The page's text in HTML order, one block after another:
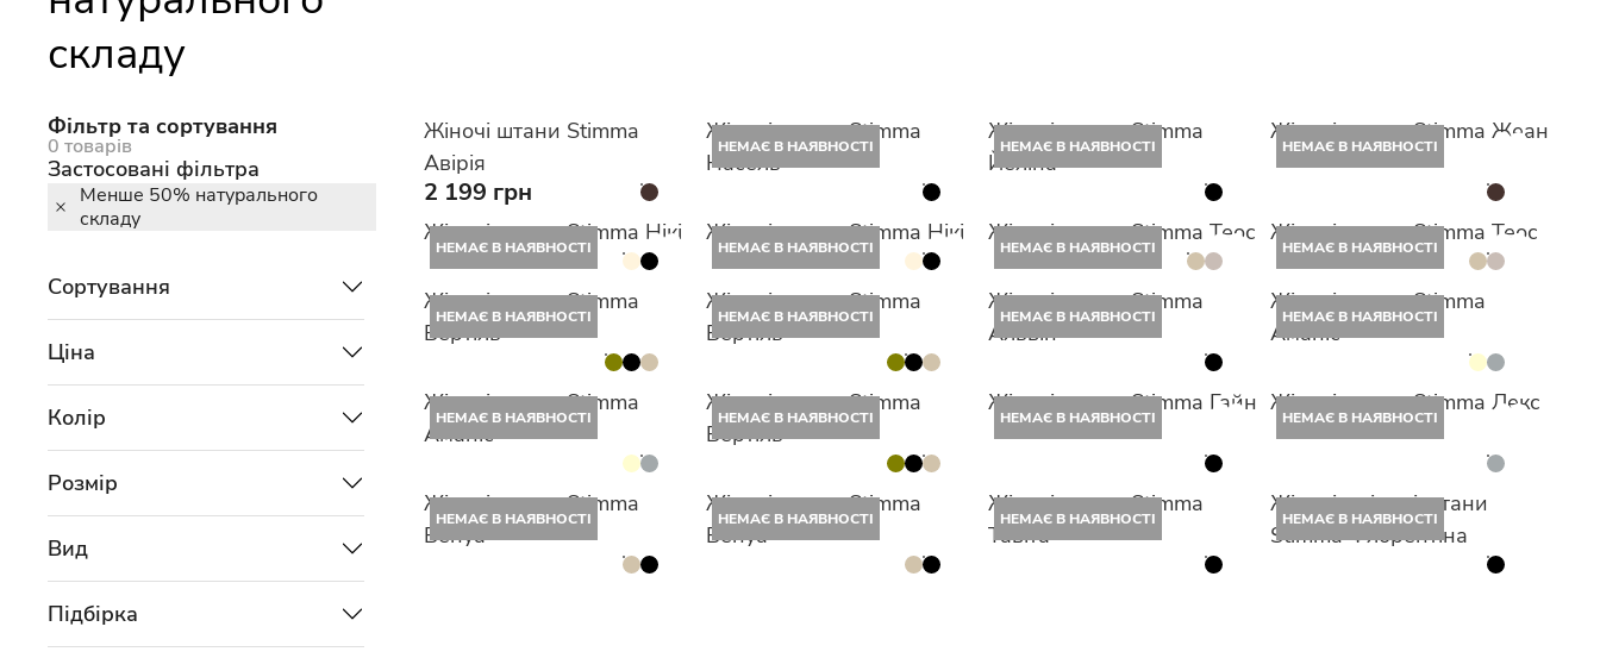
складу
Фільтр та сортування
0 товарів
Застосовані фільтра
Менше 50% натурального
складу
Сортування
Ціна
Колір
Розмір
Вид
Підбірка
Жіночі штани Stimma
Авірія
2 199 грн
НЕМАЄ В НАЯВНОСТІ
Жіночі штани Stimma
Насель
НЕМАЄ В НАЯВНОСТІ
Жіночі штани Stimma
Йеліна
НЕМАЄ В НАЯВНОСТІ
Жіночі штани Stimma Жеан
НЕМАЄ В НАЯВНОСТІ
Жіночі штани Stimma Нікі
НЕМАЄ В НАЯВНОСТІ
Жіночі штани Stimma Нікі
НЕМАЄ В НАЯВНОСТІ
Жіночі штани Stimma Теос
НЕМАЄ В НАЯВНОСТІ
Жіночі штани Stimma Теос
НЕМАЄ В НАЯВНОСТІ
Жіночі штани Stimma
Бертіль
НЕМАЄ В НАЯВНОСТІ
Жіночі штани Stimma
Бертіль
НЕМАЄ В НАЯВНОСТІ
Жіночі штани Stimma
Альвін
НЕМАЄ В НАЯВНОСТІ
Жіночі штани Stimma
Аманіс
НЕМАЄ В НАЯВНОСТІ
Жіночі штани Stimma
Аманіс
НЕМАЄ В НАЯВНОСТІ
Жіночі штани Stimma
Бертіль
НЕМАЄ В НАЯВНОСТІ
Жіночі штани Stimma Гайн
НЕМАЄ В НАЯВНОСТІ
Жіночі штани Stimma Лекс
НЕМАЄ В НАЯВНОСТІ
Жіночі штани Stimma
Бенуа
НЕМАЄ В НАЯВНОСТІ
Жіночі штани Stimma
Бенуа
НЕМАЄ В НАЯВНОСТІ
Жіночі штани Stimma
Тавіта
НЕМАЄ В НАЯВНОСТІ
Жіночі шкіряні штани
Stimma Флорентіна